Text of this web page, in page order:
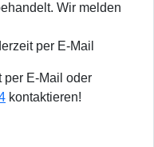
Wir melden
per E-Mail
per E-Mail oder
kontaktieren!